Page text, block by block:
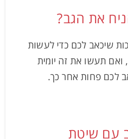
את הגב?
שיכאב לכם כדי לעשות
תעשו את זה יומית
לכם פחות אחר כך.
עם שיטת